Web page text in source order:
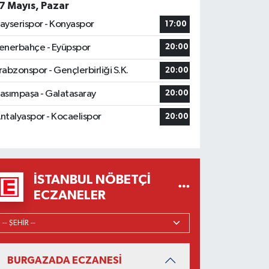
Mayıs, Pazar
- Konyaspor
17:00
- Eyüpspor 20:00
- Gençlerbirliği S.K. 20:00
- Galatasaray 20:00
- Kocaelispor 20:00
İSTANBUL NÖBETÇI
ECZANELER
BURGAZADA ECZANESİ